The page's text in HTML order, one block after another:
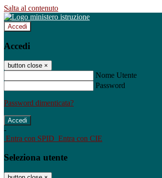
Salta al contenuto
Accedi
Accedi
button close ×
Nome Utente
Password
Password dimenticata?
-
Entra con SPID Entra con CIE
Seleziona utente